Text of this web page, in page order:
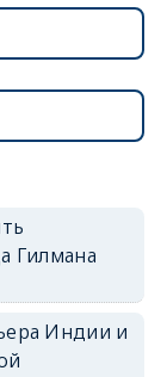
Гилмана
Индии и